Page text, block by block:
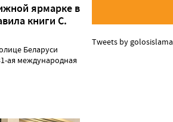
ярмарке в
книги С.
Беларуси
ая международная
Tweets by golosislama